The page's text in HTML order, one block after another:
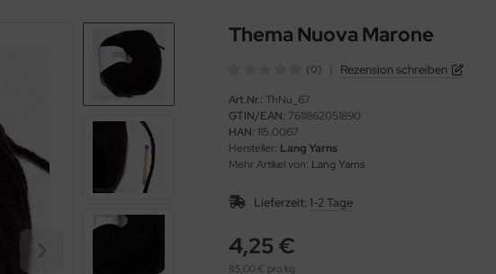
Thema Nuova Marone
(0) Rezension schreiben
Art.Nr.: ThNu_67
GTIN/EAN: 7611862051890
HAN: 115.0067
Hersteller: Lang Yarns
Mehr Artikel von: Lang Yarns
Lieferzeit: 1-2 Tage
4,25 €
85,00 € pro kg